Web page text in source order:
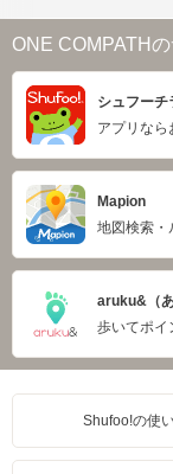
ONE COMPATH
シュフーチ
アプリなら
Mapion
地図検索・
aruku&（あ
歩いてポイ
Shufoo!の使